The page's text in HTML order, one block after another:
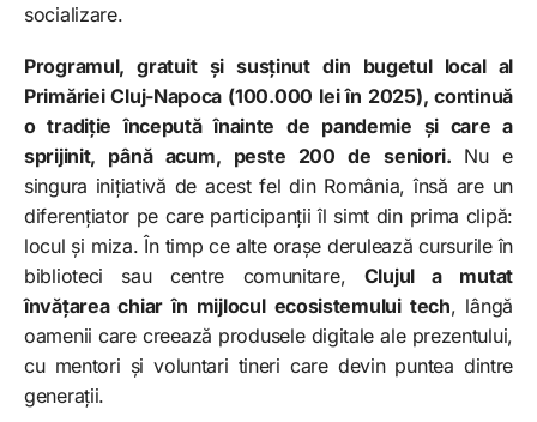
socializare.
Programul, gratuit și susținut din bugetul local al
Primăriei Cluj-Napoca (100.000 lei în 2025), continuă
o tradiție începută înainte de pandemie și care a
sprijinit, până acum, peste 200 de seniori. Nu e
singura inițiativă de acest fel din România, însă are un
diferențiator pe care participanții îl simt din prima clipă:
locul și miza. În timp ce alte orașe derulează cursurile în
biblioteci sau centre comunitare, Clujul a mutat
învățarea chiar în mijlocul ecosistemului tech, lângă
oamenii care creează produsele digitale ale prezentului,
cu mentori și voluntari tineri care devin puntea dintre
generații.